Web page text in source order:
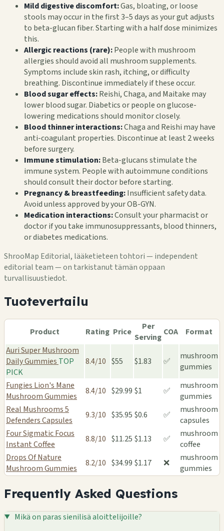
Mild digestive discomfort:Gas, bloating, or loose
stools may occur in the first 3–5 days as your gut adjusts
to beta-glucan fiber. Starting with a half dose minimizes
this.
Allergic reactions (rare):People with mushroom
allergies should avoid all mushroom supplements.
Symptoms include skin rash, itching, or difficulty
breathing. Discontinue immediately if these occur.
Blood sugar effects:Reishi, Chaga, and Maitake may
lower blood sugar. Diabetics or people on glucose-
lowering medications should monitor closely.
Blood thinner interactions:Chaga and Reishi may have
anti-coagulant properties. Discontinue at least 2 weeks
before surgery.
Immune stimulation:Beta-glucans stimulate the
immune system. People with autoimmune conditions
should consult their doctor before starting.
Pregnancy & breastfeeding:Insufficient safety data.
Avoid unless approved by your OB-GYN.
Medication interactions:Consult your pharmacist or
doctor if you take immunosuppressants, blood thinners,
or diabetes medications.
ShrooMap Editorial, lääketieteen tohtori — independent
editorial team — on tarkistanut tämän oppaan
turvallisuustiedot.
Tuotevertailu
Product Rating Price
Per
Serving COA
Format
Auri Super Mushroom
Daily Gummies TOP
PICK
8.4/10 $55 $1.83 ✅
mushroom
gummies
Fungies Lion's Mane
Mushroom Gummies
8.4/10 $29.99 $1 ✅
mushroom
gummies
Real Mushrooms 5
Defenders Capsules
9.3/10 $35.95 $0.6 ✅
mushroom
capsules
Four Sigmatic Focus
Instant Coffee
8.8/10 $11.25 $1.13 ✅
mushroom
coffee
Drops Of Nature
Mushroom Gummies
8.2/10 $34.99 $1.17 ❌
mushroom
gummies
Frequently Asked Questions
Mikä on paras sienilisä aloittelijoille?